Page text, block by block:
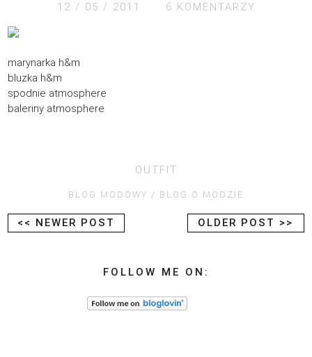
12 / 05 / 2011 6 KOMENTARZY
marynarka h&m
bluzka h&m
spodnie atmosphere
baleriny atmosphere
OUTFIT
BLOG MODOWY BLOG O MODZIE
<< NEWER POST OLDER POST >>
FOLLOW ME ON: